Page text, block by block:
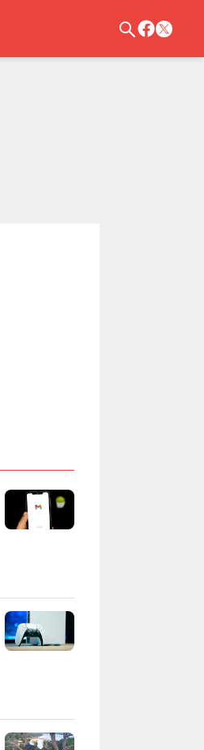
Gmailu, zlobí se
Konzolí by měl být dostatek,
Šéf OpenAI poslal přes 100